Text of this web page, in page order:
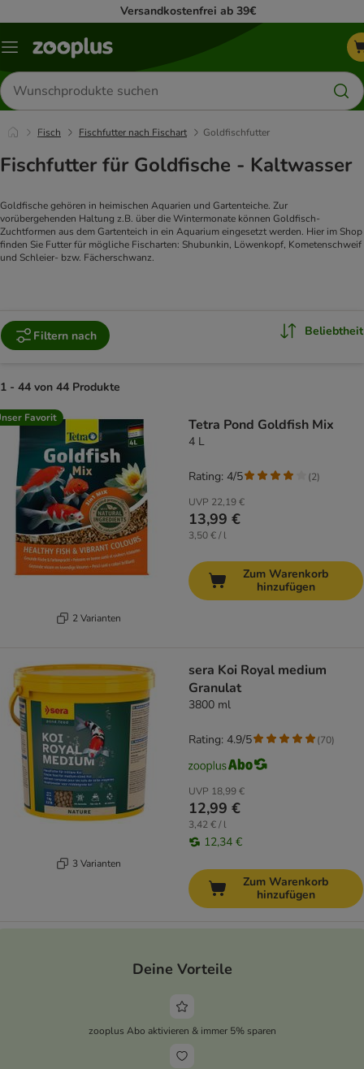
Versandkostenfrei ab 39€
Menü
Produkte
suchen
Fisch Fischfutter nach Fischart Goldfischfutter
Fischfutter für Goldfische - Kaltwasser
Goldfische gehören in heimischen Aquarien und Gartenteiche. Zur
vorübergehenden Haltung z.B. über die Wintermonate können Goldfisch-
Zuchtformen aus dem Gartenteich in ein Aquarium eingesetzt werden. Hier im Shop
finden Sie Futter für mögliche Fischarten: Shubunkin, Löwenkopf, Kometenschweif
und Schleier- bzw. Fächerschwanz.
Filtern nach Beliebtheit
1 - 44 von 44 Produkte
product items have been changed
Favorit
2 Varianten
Tetra Pond Goldfish Mix
4 L
UVP 22,19 €
13,99 €
3,50 € / l
Rating: 4/5 (2)
Zum Warenkorb
hinzufügen
3 Varianten
sera Koi Royal medium
Granulat
3800 ml
UVP 18,99 €
12,99 €
3,42 € / l
12,34 €
Rating: 4.9/5 (70)
Zum Warenkorb
hinzufügen
Deine Vorteile
zooplus Abo aktivieren & immer 5% sparen